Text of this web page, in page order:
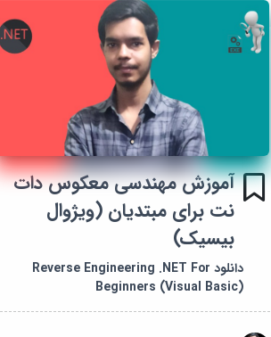
آموزش مهندسی معکوس دات
نت برای مبتدیان (ویژوال
بیسیک)
دانلود Reverse Engineering .NET For
Beginners (Visual Basic)